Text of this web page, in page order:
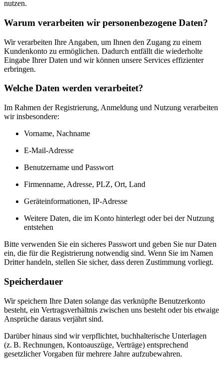
nutzen.
Warum verarbeiten wir personenbezogene Daten?
Wir verarbeiten Ihre Angaben, um Ihnen den Zugang zu einem
Kundenkonto zu ermöglichen. Dadurch entfällt die wiederholte
Eingabe Ihrer Daten und wir können unsere Services effizienter
erbringen.
Welche Daten werden verarbeitet?
Im Rahmen der Registrierung, Anmeldung und Nutzung verarbeiten
wir insbesondere:
Vorname, Nachname
E-Mail-Adresse
Benutzername und Passwort
Firmenname, Adresse, PLZ, Ort, Land
Geräteinformationen, IP-Adresse
Weitere Daten, die im Konto hinterlegt oder bei der Nutzung
entstehen
Bitte verwenden Sie ein sicheres Passwort und geben Sie nur Daten
ein, die für die Registrierung notwendig sind. Wenn Sie im Namen
Dritter handeln, stellen Sie sicher, dass deren Zustimmung vorliegt.
Speicherdauer
Wir speichern Ihre Daten solange das verknüpfte Benutzerkonto
besteht, ein Vertragsverhältnis zwischen uns besteht oder bis etwaige
Ansprüche daraus verjährt sind.
Darüber hinaus sind wir verpflichtet, buchhalterische Unterlagen
(z. B. Rechnungen, Kontoauszüge, Verträge) entsprechend
gesetzlicher Vorgaben für mehrere Jahre aufzubewahren.